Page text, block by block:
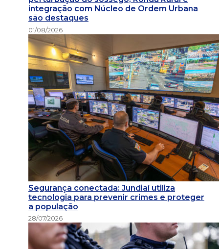
integração com Núcleo de Ordem Urbana
são destaques
01/08/2026
Segurança conectada: Jundiaí utiliza
tecnologia para prevenir crimes e proteger
a população
28/07/2026